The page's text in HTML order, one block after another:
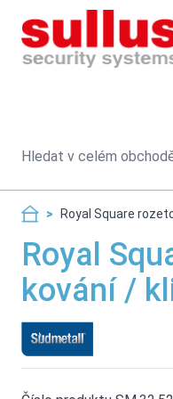
Skip to Content
Search
> Royal Square
Royal
kování /